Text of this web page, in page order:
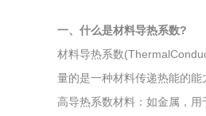
一、什么是材料导热系数?
材料导热系数
量的是一种材料传递热能的能
高导热系数材料：如金属，用